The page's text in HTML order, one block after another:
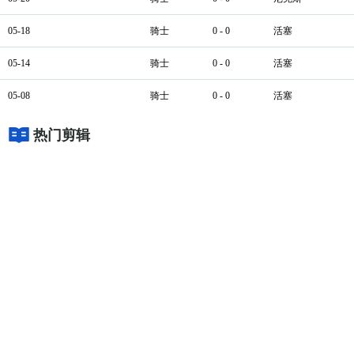
05-18 骑士 0 - 0 活塞
05-14 骑士 0 - 0 活塞
05-08 骑士 0 - 0 活塞
热门剪辑